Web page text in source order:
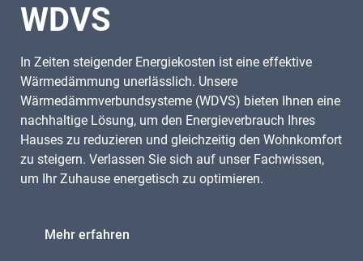
WDVS
In Zeiten steigender Energiekosten ist eine effektive
Wärmedämmung unerlässlich. Unsere
Wärmedämmverbundsysteme (WDVS) bieten Ihnen eine
nachhaltige Lösung, um den Energieverbrauch Ihres
Hauses zu reduzieren und gleichzeitig den Wohnkomfort
zu steigern. Verlassen Sie sich auf unser Fachwissen,
um Ihr Zuhause energetisch zu optimieren.
Mehr erfahren